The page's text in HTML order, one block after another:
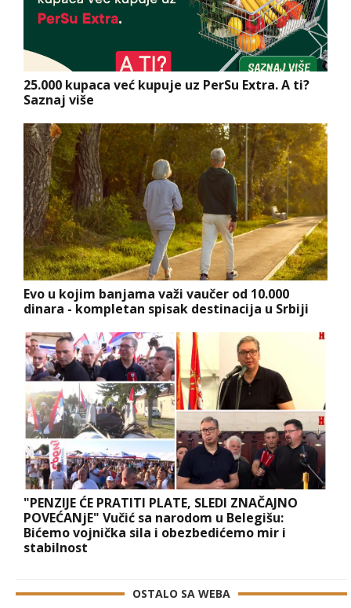
25.000 kupaca već kupuje uz PerSu Extra. A ti?
Saznaj više
Evo u kojim banjama važi vaučer od 10.000
dinara - kompletan spisak destinacija u Srbiji
"PENZIJE ĆE PRATITI PLATE, SLEDI ZNAČAJNO
POVEĆANjE" Vučić sa narodom u Belegišu:
Bićemo vojnička sila i obezbedićemo mir i
stabilnost
OSTALO SA WEBA